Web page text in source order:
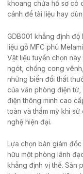
khoang chứa hồ sơ có
cánh để tài liệu hay
GDB001 khẳng định
liệu gỗ MFC phủ
Vật liệu tuyển chọn
ngót, chống cong
những biến đổi thất
của văn phòng điện
điện thông minh cao
toàn và thẩm mỹ khi
nghệ hiện đại.
Lựa chọn bàn giám
hữu một phòng lãnh
khẳng định vị thế. Sản